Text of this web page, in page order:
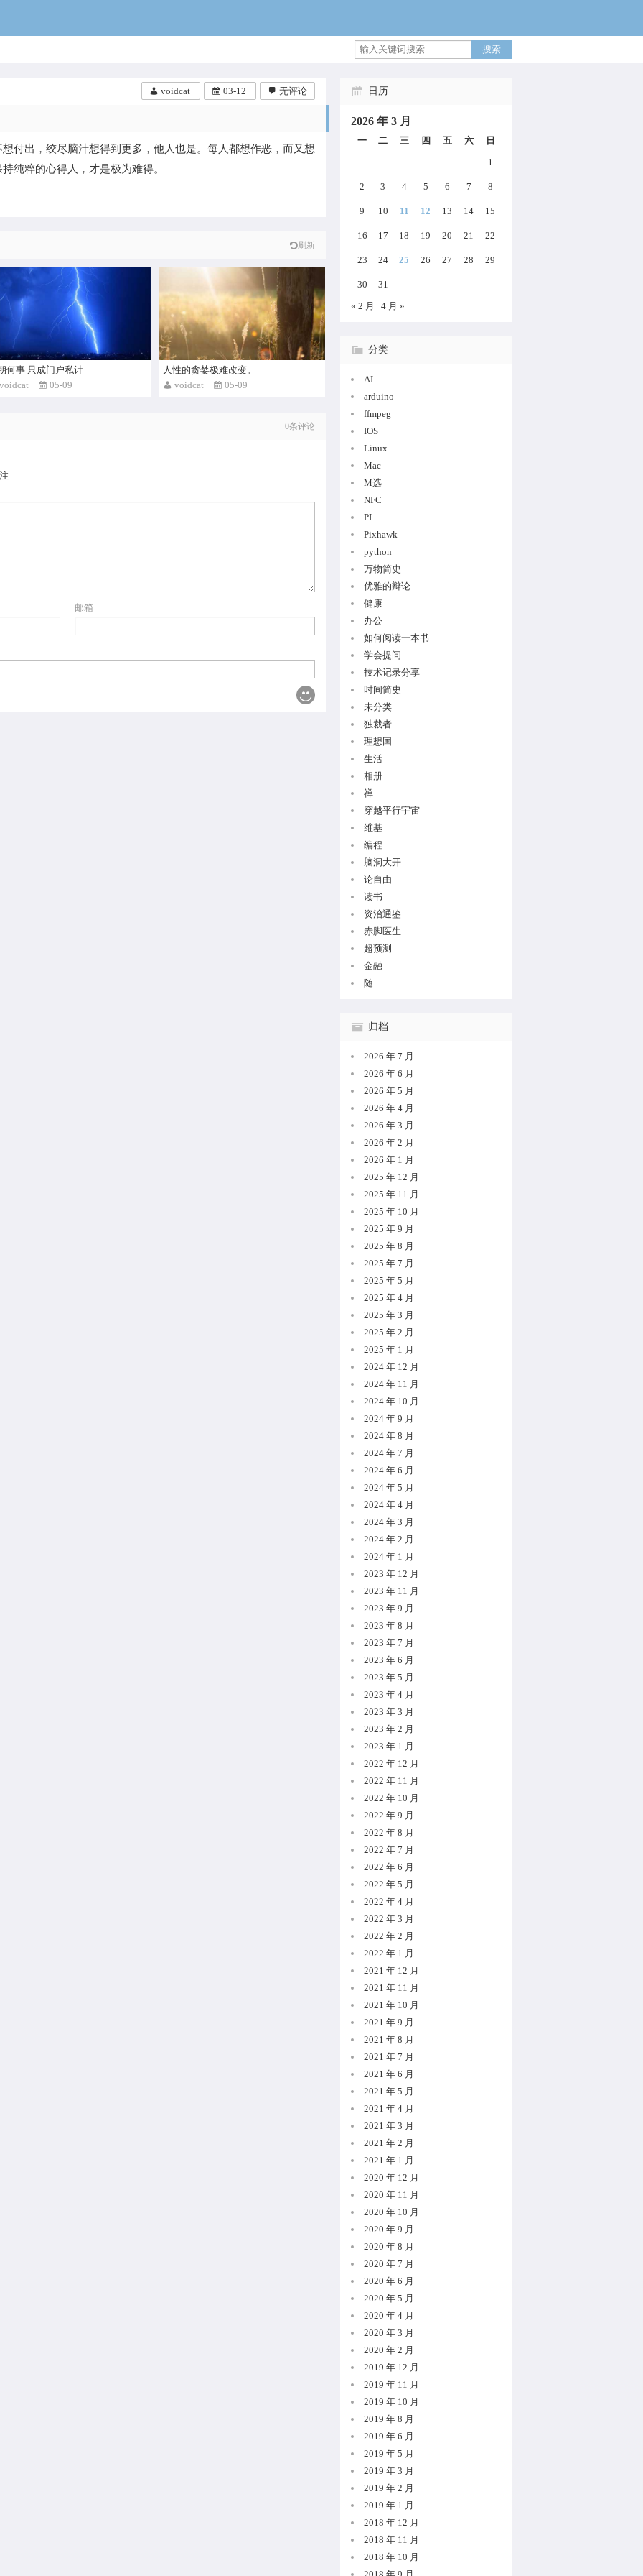
搜索
voidcat 03-12 无评论
付出，绞尽脑汁想得到更多，他人也是。每人都想作恶，而又想
纯粹的心得人，才是极为难得。
刷新
何事 只成门户私计
voidcat
05-09
人性的贪婪极难改变。
voidcat
05-09
0条评论
邮箱
日历
2026 年 3 月
一 二 三 四 五 六
日
1
2 3 4 5 6 7 8
9 10 11 12 13 14 15
16 17 18 19 20 21 22
23 24 25 26 27 28 29
30
31
« 2 月
4 月 »
分类
AI
arduino
ffmpeg
IOS
Linux
Mac
M选
NFC
PI
Pixhawk
python
万物简史
优雅的辩论
健康
办公
如何阅读一本书
学会提问
技术记录分享
时间简史
未分类
独裁者
理想国
生活
相册
禅
穿越平行宇宙
维基
编程
脑洞大开
论自由
读书
资治通鉴
赤脚医生
超预测
金融
随
归档
2026 年 7 月
2026 年 6 月
2026 年 5 月
2026 年 4 月
2026 年 3 月
2026 年 2 月
2026 年 1 月
2025 年 12 月
2025 年 11 月
2025 年 10 月
2025 年 9 月
2025 年 8 月
2025 年 7 月
2025 年 5 月
2025 年 4 月
2025 年 3 月
2025 年 2 月
2025 年 1 月
2024 年 12 月
2024 年 11 月
2024 年 10 月
2024 年 9 月
2024 年 8 月
2024 年 7 月
2024 年 6 月
2024 年 5 月
2024 年 4 月
2024 年 3 月
2024 年 2 月
2024 年 1 月
2023 年 12 月
2023 年 11 月
2023 年 9 月
2023 年 8 月
2023 年 7 月
2023 年 6 月
2023 年 5 月
2023 年 4 月
2023 年 3 月
2023 年 2 月
2023 年 1 月
2022 年 12 月
2022 年 11 月
2022 年 10 月
2022 年 9 月
2022 年 8 月
2022 年 7 月
2022 年 6 月
2022 年 5 月
2022 年 4 月
2022 年 3 月
2022 年 2 月
2022 年 1 月
2021 年 12 月
2021 年 11 月
2021 年 10 月
2021 年 9 月
2021 年 8 月
2021 年 7 月
2021 年 6 月
2021 年 5 月
2021 年 4 月
2021 年 3 月
2021 年 2 月
2021 年 1 月
2020 年 12 月
2020 年 11 月
2020 年 10 月
2020 年 9 月
2020 年 8 月
2020 年 7 月
2020 年 6 月
2020 年 5 月
2020 年 4 月
2020 年 3 月
2020 年 2 月
2019 年 12 月
2019 年 11 月
2019 年 10 月
2019 年 8 月
2019 年 6 月
2019 年 5 月
2019 年 3 月
2019 年 2 月
2019 年 1 月
2018 年 12 月
2018 年 11 月
2018 年 10 月